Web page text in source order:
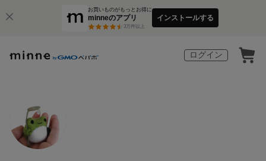
お買いものがもっとお得に
minneのアプリ
3万件以上
インストールする
ログイン